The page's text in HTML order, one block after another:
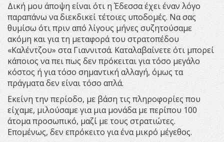
Δική μου άποψη είναι ότι η Έδεσσα έχει έναν λόγο
παραπάνω να διεκδικεί τέτοιες υποδομές. Να σας
θυμίσω ότι πριν από λίγους μήνες συζητούσαμε
ακόμη και για τη μεταφορά του στρατοπέδου
«Καλέντζου» στα Γιαννιτσά. Καταλαβαίνετε ότι μπορεί
κάποιος να πει πως δεν πρόκειται για τόσο μεγάλο
κόστος ή για τόσο σημαντική αλλαγή, όμως τα
πράγματα δεν είναι τόσο απλά.
Εκείνη την περίοδο, με βάση τις πληροφορίες που
είχαμε, μιλούσαμε για μια μονάδα με περίπου 100
άτομα προσωπικό, μαζί με τους στρατιώτες.
Επομένως, δεν επρόκειτο για ένα μικρό μέγεθος.